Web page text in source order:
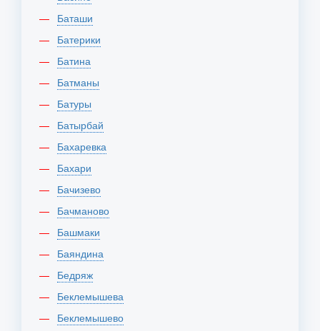
Баташи
Батерики
Батина
Батманы
Батуры
Батырбай
Бахаревка
Бахари
Бачизево
Бачманово
Башмаки
Баяндина
Бедряж
Беклемышева
Беклемышево